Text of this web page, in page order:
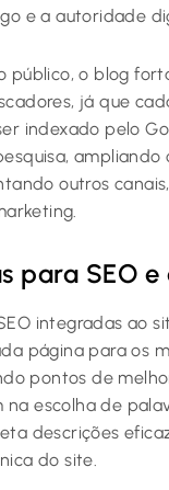
e a autoridade
público, o blog
já que
indexado pelo
ampliando
outros
para SEO
integradas ao
página para os
pontos de
na escolha de
descrições
do site.